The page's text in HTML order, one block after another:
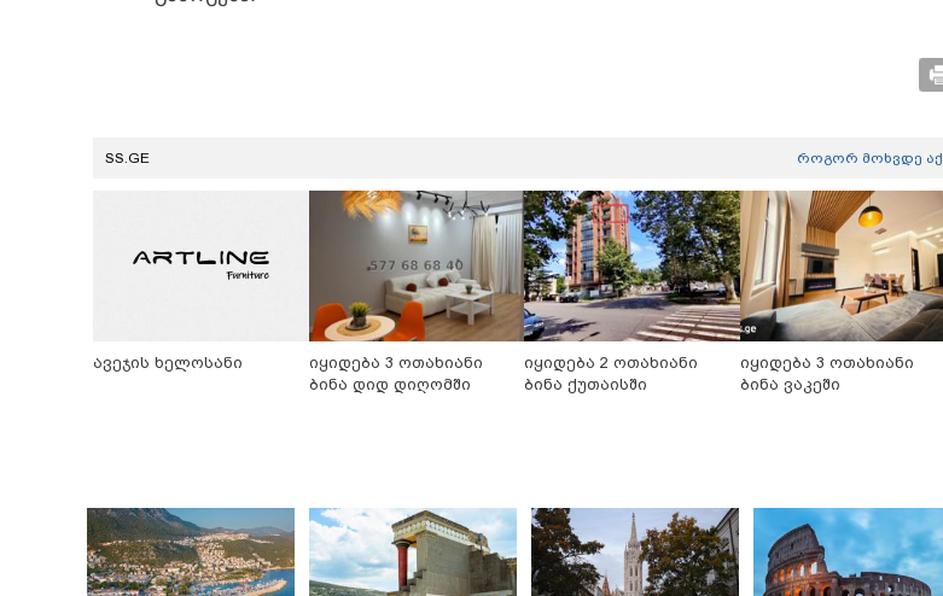
SS.GE როგორ მოხვდე აქ
ავეჯის ხელოსანი
იყიდება 3 ოთახიანი
ბინა დიდ დიღომში
იყიდება 2 ოთახიანი
ბინა ქუთაისში
იყიდება 3 ოთახიანი
ბინა ვაკეში